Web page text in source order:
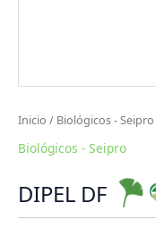
Inicio / Biológicos - Seipro
Biológicos - Seipro
DIPEL DF